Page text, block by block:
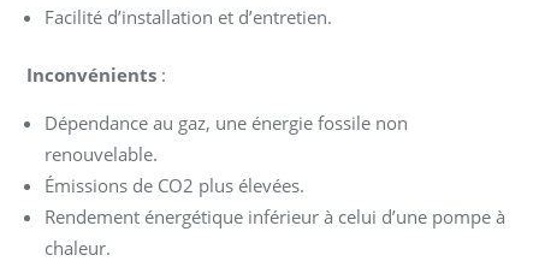
Facilité d’installation et d’entretien.
Inconvénients :
Dépendance au gaz, une énergie fossile non
renouvelable.
Émissions de CO2 plus élevées.
Rendement énergétique inférieur à celui d’une pompe à
chaleur.